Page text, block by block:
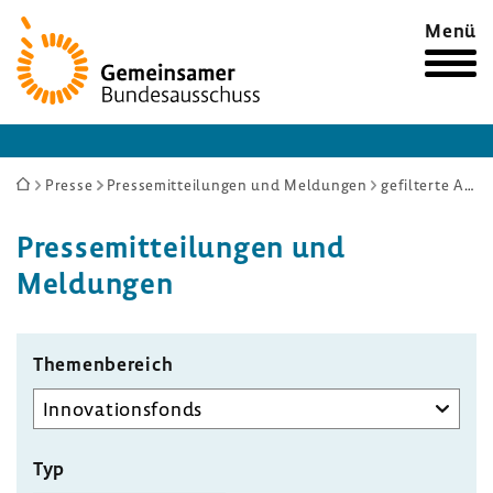
Zur
Startseite
Menü
Sie
hier:
Presse Pressemitteilungen und Meldungen gefilterte Auswahl
Pres­se­mit­tei­lungen und
Meldungen
Themenbereich
Typ